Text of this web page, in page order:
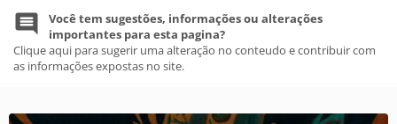
Você tem sugestões, informações ou alterações
importantes para esta pagina?
Clique aqui para sugerir uma alteração no conteudo e contribuir com
as informações expostas no site.